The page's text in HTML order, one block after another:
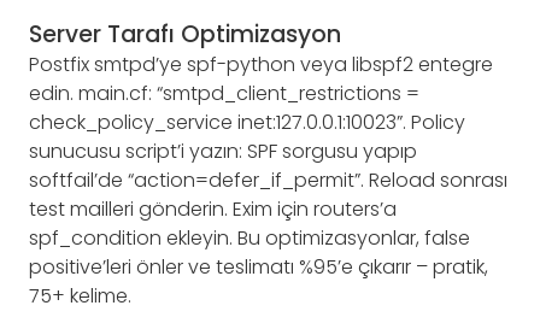
Server Tarafı Optimizasyon
Postfix smtpd’ye spf-python veya libspf2 entegre
edin. main.cf: “smtpd_client_restrictions =
check_policy_service inet:127.0.0.1:10023”. Policy
sunucusu script’i yazın: SPF sorgusu yapıp
softfail’de “action=defer_if_permit”. Reload sonrası
test mailleri gönderin. Exim için routers’a
spf_condition ekleyin. Bu optimizasyonlar, false
positive’leri önler ve teslimatı %95’e çıkarır – pratik,
75+ kelime.